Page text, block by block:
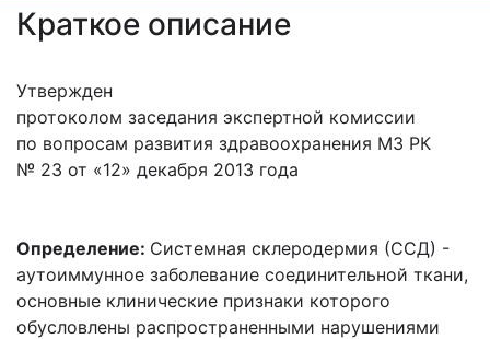
Краткое описание
Утвержден
протоколом заседания экспертной комиссии
по вопросам развития здравоохранения МЗ РК
№ 23 от «12» декабря 2013 года
Определение: Системная склеродермия (ССД) -
аутоиммунное заболевание соединительной ткани,
основные клинические признаки которого
обусловлены распространенными нарушениями